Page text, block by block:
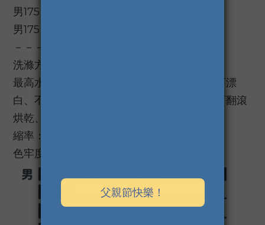
男175－180cm (68－78kg) 建議Ｌ
男175－190cm (80－100kg) 建議ＸＬ
－－－－－－－－－－－－－－－－
洗滌方式：（請參考外包裝之洗滌叮嚀指示）
最高水洗溫度攝氏三十度，溫和洗程序、不可漂
白、不可熨燙及壓燙、不可以專業乾洗、不可翻滾
烘乾、懸掛晾乾
縮率：縮率+/-5%
色牢度：染色堅牢度３級(含)以上